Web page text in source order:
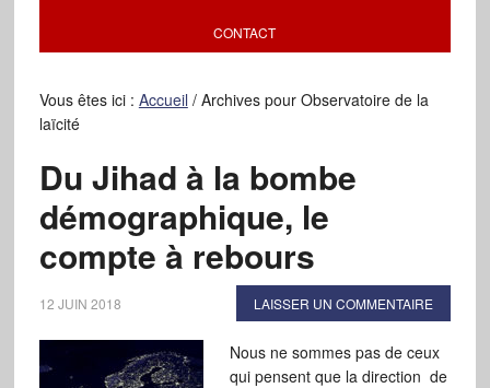
CONTACT
Vous êtes ici : Accueil /Archives pour Observatoire de la
laïcité
Du Jihad à la bombe
démographique, le
compte à rebours
12 JUIN 2018 LAISSER UN COMMENTAIRE
Nous ne sommes pas de ceux
qui pensent que la direction de